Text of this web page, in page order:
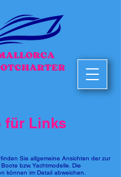
für Links
Sie allgemeine Ansichten der zur
bzw. Yachtmodelle. Die
können im Detail abweichen.